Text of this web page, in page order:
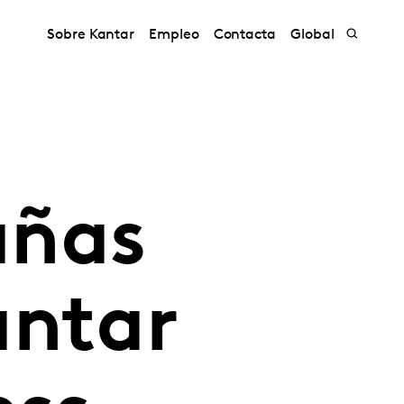
Sobre Kantar Empleo Contacta Global